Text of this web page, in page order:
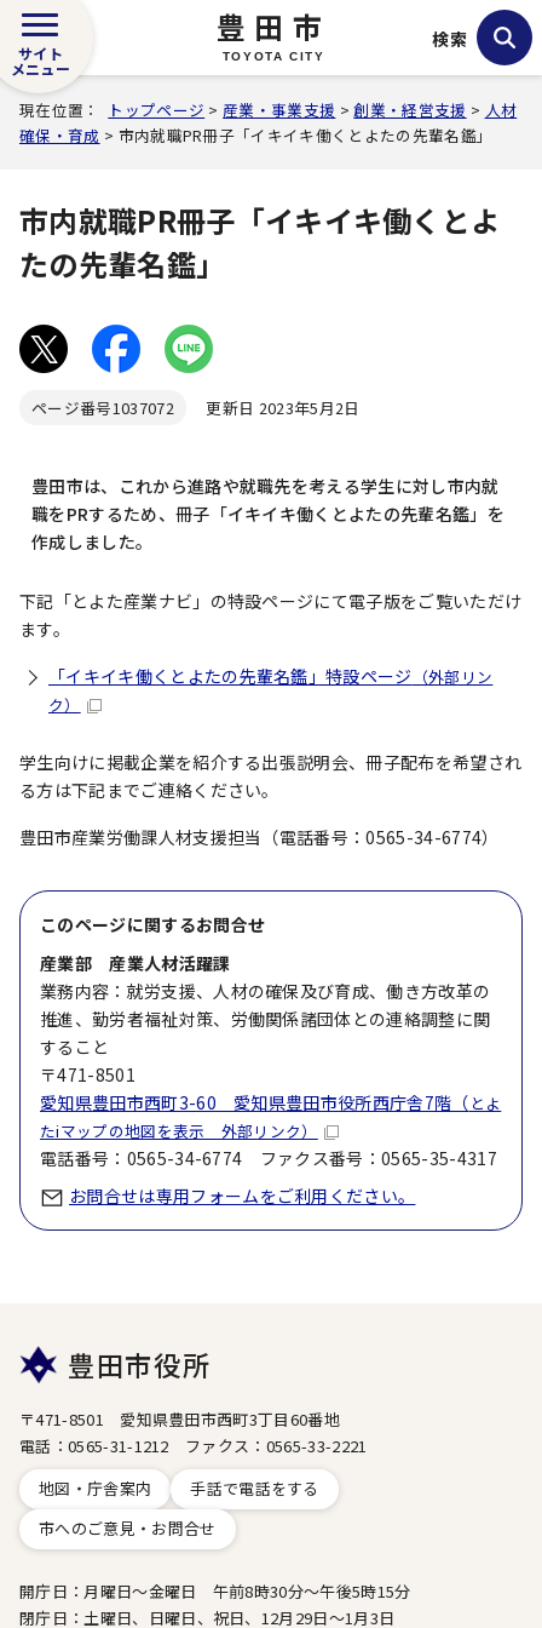
豊田市
TOYOTA CITY
サイト
メニュー
検索
現在位置： トップページ > 産業・事業支援 >創業・経営支援 > 人材
確保・育成 > 市内就職PR冊子「イキイキ働くとよたの先輩名鑑」
市内就職PR冊子「イキイキ働くとよ
たの先輩名鑑」
ページ番号1037072 更新日 2023年5月2日
豊田市は、これから進路や就職先を考える学生に対し市内就
職をPRするため、冊子「イキイキ働くとよたの先輩名鑑」を
作成しました。
下記「とよた産業ナビ」の特設ページにて電子版をご覧いただけ
ます。
「イキイキ働くとよたの先輩名鑑」特設ページ （外部リン
ク）
学生向けに掲載企業を紹介する出張説明会、冊子配布を希望され
る方は下記までご連絡ください。
豊田市産業労働課人材支援担当（電話番号：0565-34-6774）
このページに関するお問合せ
産業部 産業人材活躍課
業務内容：就労支援、人材の確保及び育成、働き方改革の
推進、勤労者福祉対策、労働関係諸団体との連絡調整に関
すること
〒471-8501
愛知県豊田市西町3-60 愛知県豊田市役所西庁舎7階（ とよ
たiマップの地図を表示 外部リンク）
電話番号：0565-34-6774 ファクス番号：0565-35-4317
お問合せは専用フォームをご利用ください。
豊田市役所
〒471-8501 愛知県豊田市西町3丁目60番地
電話：0565-31-1212 ファクス：0565-33-2221
地図・庁舎案内
手話で電話をする
市へのご意見・お問合せ
開庁日：月曜日～金曜日 午前8時30分～午後5時15分
閉庁日：土曜日、日曜日、祝日、12月29日～1月3日